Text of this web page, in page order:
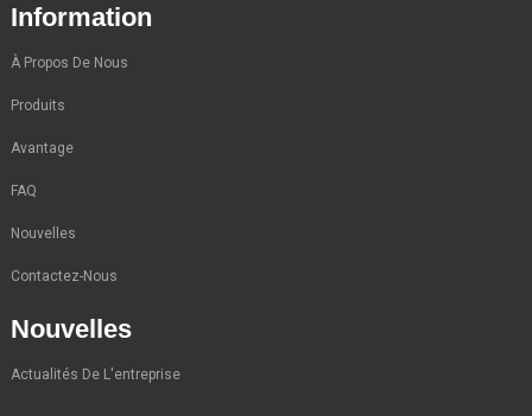
Information
À Propos De Nous
Produits
Avantage
FAQ
Nouvelles
Contactez-Nous
Nouvelles
Actualités De L'entreprise